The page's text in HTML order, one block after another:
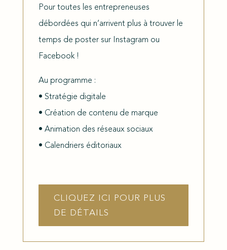
Pour toutes les entrepreneuses
débordées qui n’arrivent plus à trouver le
temps de poster sur Instagram ou
Facebook !
Au programme :
• Stratégie digitale
• Création de contenu de marque
• Animation des réseaux sociaux
• Calendriers éditoriaux
CLIQUEZ ICI POUR PLUS
DE DÉTAILS